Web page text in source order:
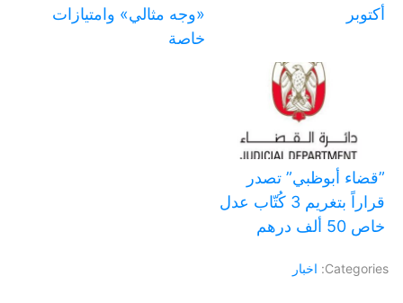
أكتوبر
«وجه مثالي» وامتيازات
خاصة
‏”قضاء أبوظبي” تصدر
قراراً بتغريم 3 كُتّاب عدل
خاص 50 ألف درهم
Categories: اخبار